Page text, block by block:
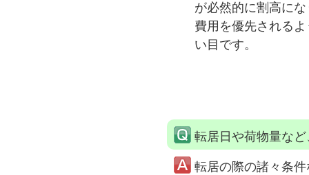
が必然的に割高に
費用を優先される
い目です。
転居日や荷物量な
転居の際の諸々条